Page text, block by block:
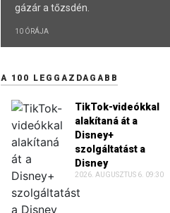
gázár a tőzsdén.
10 ÓRÁJA
A 100 LEGGAZDAGABB
TikTok-videókkal
alakítaná át a
Disney+
szolgáltatást a
Disney
2026. AUGUSZTUS 6. 09:30